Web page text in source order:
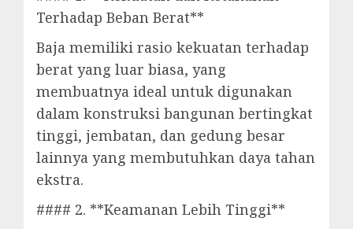
Terhadap Beban Berat**
Baja memiliki rasio kekuatan terhadap
berat yang luar biasa, yang
membuatnya ideal untuk digunakan
dalam konstruksi bangunan bertingkat
tinggi, jembatan, dan gedung besar
lainnya yang membutuhkan daya tahan
ekstra.
#### 2. **Keamanan Lebih Tinggi**